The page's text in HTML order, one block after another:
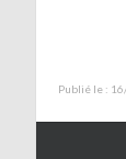
Publié le :